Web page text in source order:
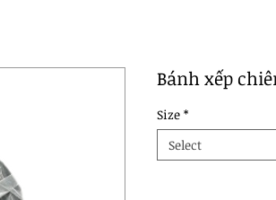
Bánh xếp
Size *
Select